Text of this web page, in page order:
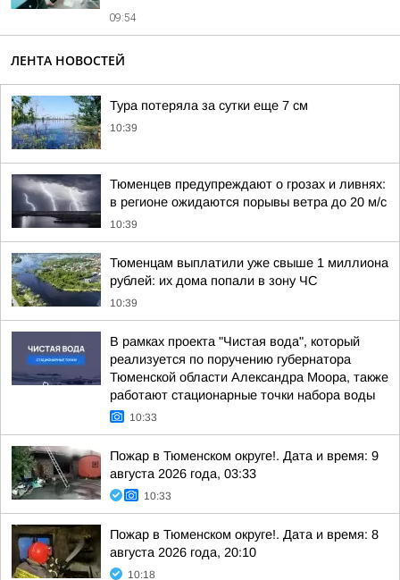
09:54
ЛЕНТА НОВОСТЕЙ
Тура потеряла за сутки еще 7 см
10:39
Тюменцев предупреждают о грозах и ливнях:
в регионе ожидаются порывы ветра до 20 м/с
10:39
Тюменцам выплатили уже свыше 1 миллиона
рублей: их дома попали в зону ЧС
10:39
В рамках проекта "Чистая вода", который
реализуется по поручению губернатора
Тюменской области Александра Моора, также
работают стационарные точки набора воды
10:33
Пожар в Тюменском округе!. Дата и время: 9
августа 2026 года, 03:33
10:33
Пожар в Тюменском округе!. Дата и время: 8
августа 2026 года, 20:10
10:18